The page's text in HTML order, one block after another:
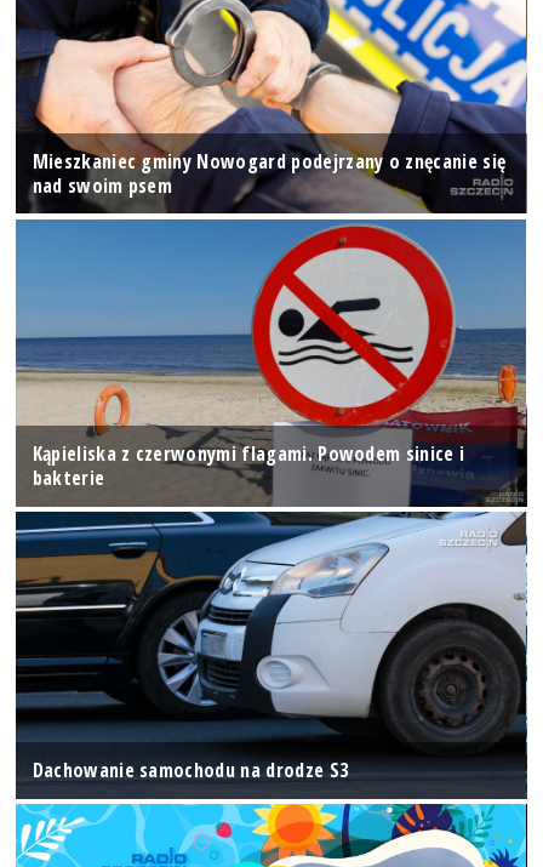
Mieszkaniec gminy Nowogard podejrzany o znęcanie się
nad swoim psem
Kąpieliska z czerwonymi flagami. Powodem sinice i
bakterie
Dachowanie samochodu na drodze S3